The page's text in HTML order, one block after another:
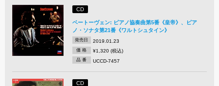
CD
ベートーヴェン: ピアノ協奏曲第5番《皇帝》、ピア
ノ・ソナタ第21番《ワルトシュタイン》
発売日 2019.01.23
価 格 ¥1,320 (税込)
品 番 UCCD-7457
CD